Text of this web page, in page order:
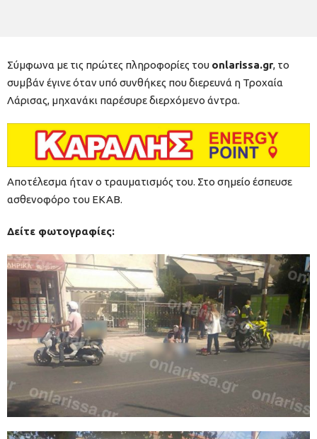
Σύμφωνα με τις πρώτες πληροφορίες του onlarissa.gr, το
συμβάν έγινε όταν υπό συνθήκες που διερευνά η Τροχαία
Λάρισας, μηχανάκι παρέσυρε διερχόμενο άντρα.
Αποτέλεσμα ήταν ο τραυματισμός του. Στο σημείο έσπευσε
ασθενοφόρο του ΕΚΑΒ.
Δείτε φωτογραφίες: